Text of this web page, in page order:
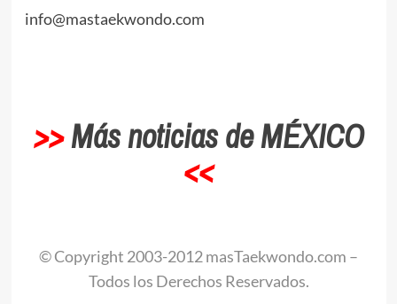
info@mastaekwondo.com
>>Más noticias de MÉXICO
<<
© Copyright 2003-2012 masTaekwondo.com –
Todos los Derechos Reservados.